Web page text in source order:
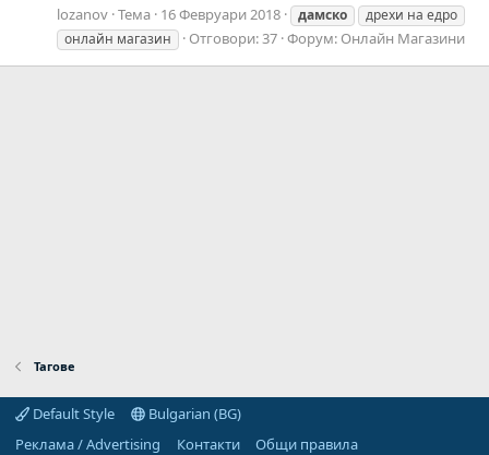
lozanov Тема 16 Февруари 2018 дамско
дрехи на едро
онлайн магазин
Отговори: 37 Форум: Онлайн Магазини
Тагове
Default Style
Bulgarian (BG)
Реклама / Advertising
Контакти
Общи правила